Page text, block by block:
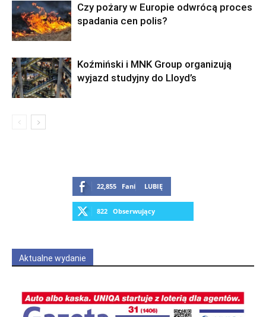
Czy pożary w Europie odwrócą proces
spadania cen polis?
Koźmiński i MNK Group organizują
wyjazd studyjny do Lloyd’s
22,855 Fani LUBIĘ
822 Obserwujący
Aktualne wydanie
ubezpieczeniach
Podcasty
prywatności